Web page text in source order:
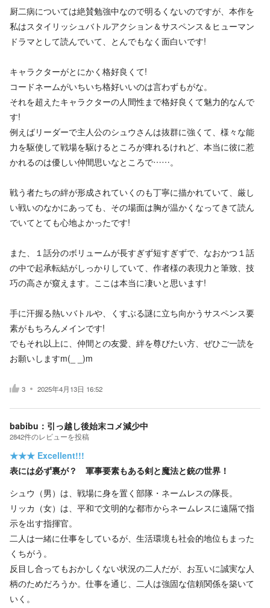
厨二病については絶賛勉強中なので明るくないのですが、本作を
私はスタイリッシュバトルアクション＆サスペンス＆ヒューマン
ドラマとして読んでいて、とんでもなく面白いです!
キャラクターがとにかく格好良くて!
コードネームがいちいち格好いいのは言わずもがな。
それを超えたキャラクターの人間性まで格好良くて魅力的なんで
す!
例えばリーダーで主人公のシュウさんは抜群に強くて、様々な能
力を駆使して戦場を駆けるところが痺れるけれど、本当に彼に惹
かれるのは優しい仲間思いなところで……。
戦う者たちの絆が形成されていくのも丁寧に描かれていて、厳し
い戦いのなかにあっても、その場面は胸が温かくなってきて読ん
でいてとても心地よかったです!
また、１話分のボリュームが長すぎず短すぎずで、なおかつ１話
の中で起承転結がしっかりしていて、作者様の表現力と筆致、技
巧の高さが窺えます。ここは本当に凄いと思います!
手に汗握る熱いバトルや、くすぶる謎に立ち向かうサスペンス要
素がもちろんメインです!
でもそれ以上に、仲間との友愛、絆を尊びたい方、ぜひご一読を
お願いしますm(_ _)m
3 2025年4月13日 16:52
babibu：引っ越し後始末コメ減少中
2842件のレビューを投稿
★★★ Excellent!!!
表には必ず裏が？ 軍事要素もある剣と魔法と銃の世界！
シュウ（男）は、戦場に身を置く部隊・ネームレスの隊長。
リッカ（女）は、平和で文明的な都市からネームレスに遠隔で指
示を出す指揮官。
二人は一緒に仕事をしているが、生活環境も社会的地位もまった
くちがう。
反目し合ってもおかしくない状況の二人だが、お互いに誠実な人
柄のためだろうか。仕事を通じ、二人は強固な信頼関係を築いて
いく。